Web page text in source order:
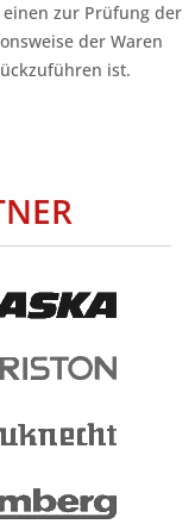
zur Prüfung der
der Waren
ist.